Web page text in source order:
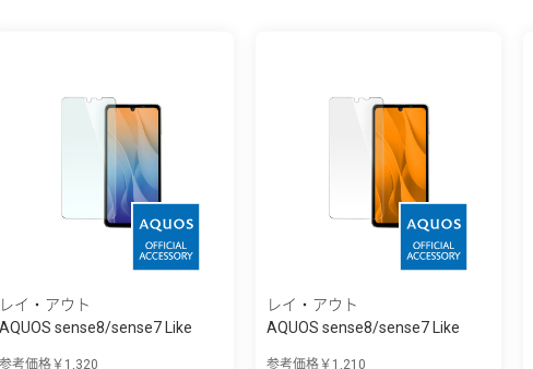
レイ・アウト
AQUOS sense8/sense7 Like
参考価格￥1,320
レイ・アウト
AQUOS sense8/sense7 Like
参考価格￥1,210